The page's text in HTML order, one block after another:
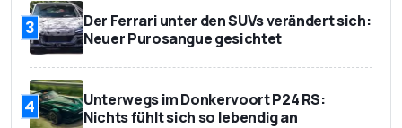
3
Der Ferrari unter den SUVs verändert sich:
Neuer Purosangue gesichtet
4
Unterwegs im Donkervoort P24 RS:
Nichts fühlt sich so lebendig an